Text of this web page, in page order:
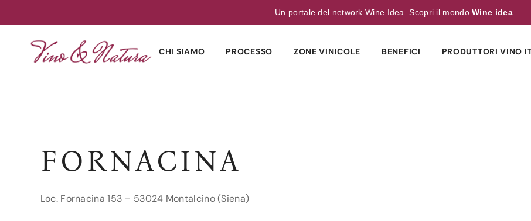
Un portale del network Wine Idea. Scopri il mondoWine idea
CHI SIAMO PROCESSO ZONE VINICOLE BENEFICI PRODUTTORI VINO
FORNACINA
Loc. Fornacina 153 – 53024 Montalcino (Siena)